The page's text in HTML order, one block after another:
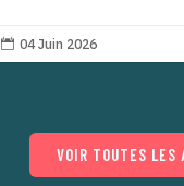
 04 Juin 2026
VOIR TOUTES LES